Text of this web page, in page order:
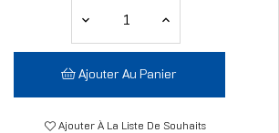
Ajouter Au Panier
Ajouter À La Liste De Souhaits